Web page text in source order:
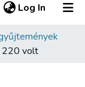
Log In (current)
220 volt